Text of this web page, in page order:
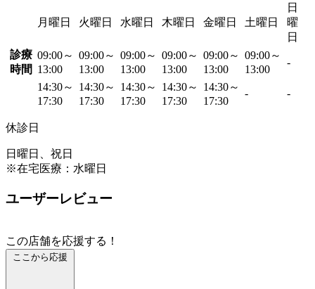
月曜日 火曜日 水曜日 木曜日 金曜日 土曜日
日
曜
日
診療
時間
09:00～
13:00
09:00～
13:00
09:00～
13:00
09:00～
13:00
09:00～
13:00
09:00～
13:00
-
14:30～
17:30
14:30～
17:30
14:30～
17:30
14:30～
17:30
14:30～
17:30
- -
休診日
日曜日、祝日
※在宅医療：水曜日
ユーザーレビュー
この店舗を応援する！
ここから応援